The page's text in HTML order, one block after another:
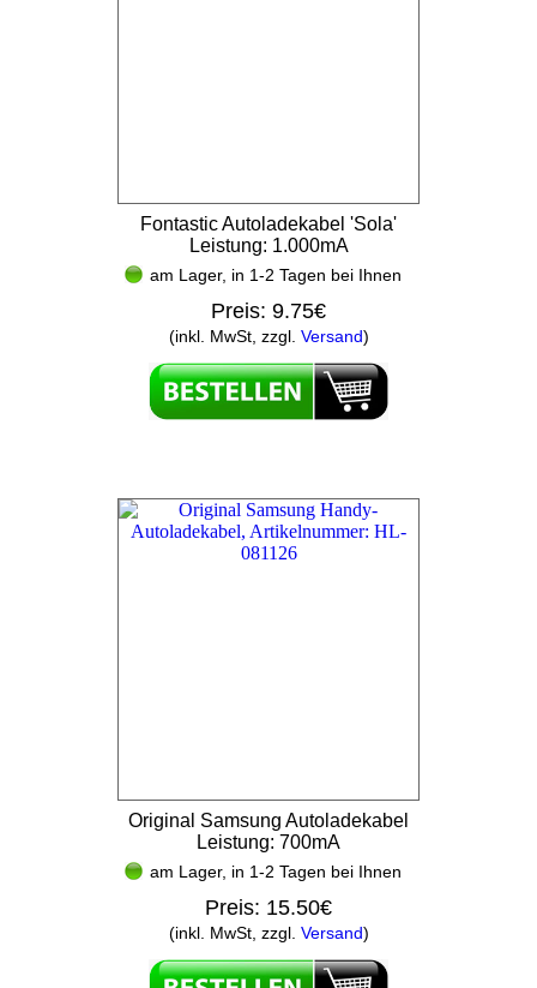
Fontastic Autoladekabel 'Sola'
Leistung: 1.000mA
am Lager, in 1-2 Tagen bei Ihnen
Preis: 9.75€
(inkl. MwSt, zzgl. Versand)
Original Samsung Autoladekabel
Leistung: 700mA
am Lager, in 1-2 Tagen bei Ihnen
Preis: 15.50€
(inkl. MwSt, zzgl. Versand)